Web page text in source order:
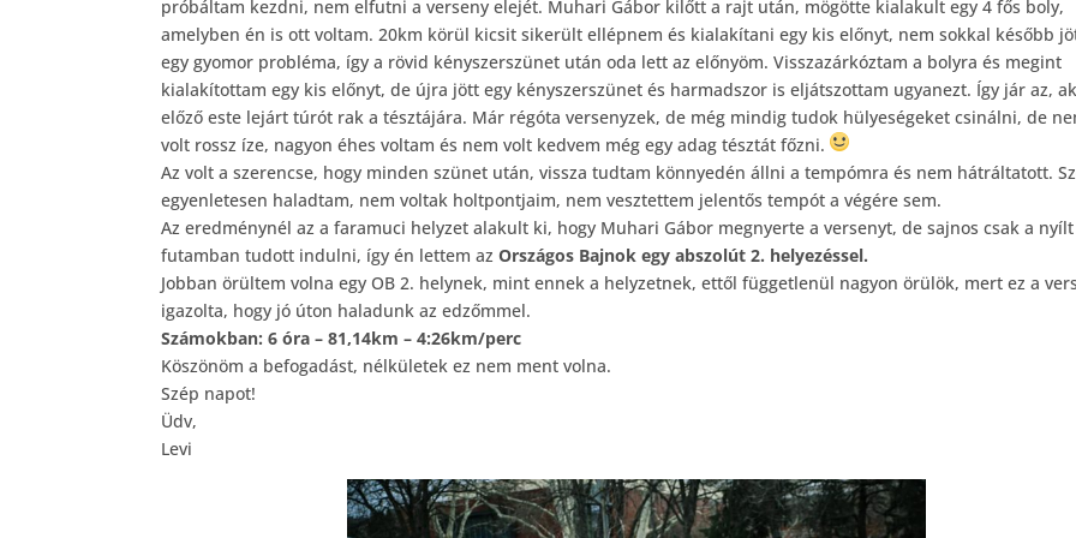
próbáltam kezdni, nem elfutni a verseny elejét. Muhari Gábor kilőtt a rajt után, mögötte kialakult egy 4 fős boly,
amelyben én is ott voltam. 20km körül kicsit sikerült ellépnem és kialakítani egy kis előnyt, nem sokkal később
egy gyomor probléma, így a rövid kényszerszünet után oda lett az előnyöm. Visszazárkóztam a bolyra és megint
kialakítottam egy kis előnyt, de újra jött egy kényszerszünet és harmadszor is eljátszottam ugyanezt. Így jár az,
előző este lejárt túrót rak a tésztájára. Már régóta versenyzek, de még mindig tudok hülyeségeket csinálni, de
volt rossz íze, nagyon éhes voltam és nem volt kedvem még egy adag tésztát főzni.
Az volt a szerencse, hogy minden szünet után, vissza tudtam könnyedén állni a tempómra és nem hátráltatott.
egyenletesen haladtam, nem voltak holtpontjaim, nem vesztettem jelentős tempót a végére sem.
Az eredménynél az a faramuci helyzet alakult ki, hogy Muhari Gábor megnyerte a versenyt, de sajnos csak a nyílt
futamban tudott indulni, így én lettem azOrszágos Bajnok egy abszolút 2. helyezéssel.
Jobban örültem volna egy OB 2. helynek, mint ennek a helyzetnek, ettől függetlenül nagyon örülök, mert ez a
igazolta, hogy jó úton haladunk az edzőmmel.
Számokban: 6 óra – 81,14km – 4:26km/perc
Köszönöm a befogadást, nélkületek ez nem ment volna.
Szép napot!
Üdv,
Levi